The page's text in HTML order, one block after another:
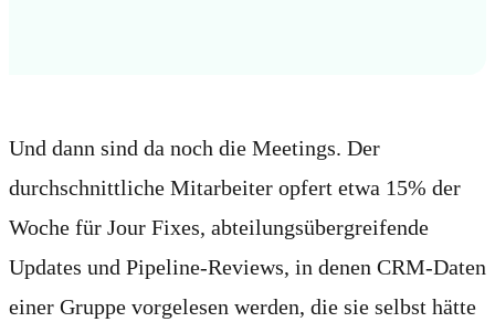
Und dann sind da noch die Meetings. Der
durchschnittliche Mitarbeiter opfert etwa 15% der
Woche für Jour Fixes, abteilungsübergreifende
Updates und Pipeline-Reviews, in denen CRM-Daten
einer Gruppe vorgelesen werden, die sie selbst hätte